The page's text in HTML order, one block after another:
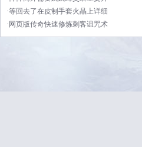
·等回去了在皮制手套火晶上详细
·网页版传奇快速修炼刺客诅咒术